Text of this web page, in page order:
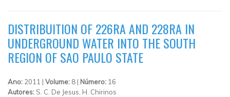
DISTRIBUITION OF 226RA AND 228RA IN
UNDERGROUND WATER INTO THE SOUTH
REGION OF SAO PAULO STATE
Ano: 2011 | Volume: 8 | Número: 16
Autores: S. C. De Jesus, H. Chirinos